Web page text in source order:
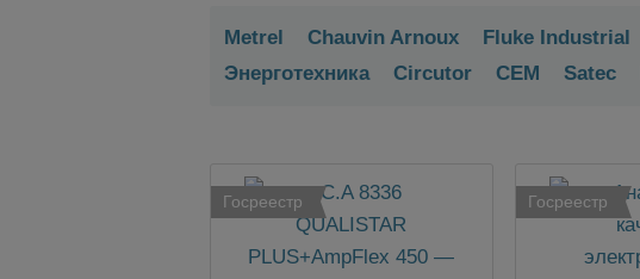
Metrel Chauvin Arnoux Fluke Industrial
Энерготехника
Circutor CEM Satec
Госреестр Госреестр